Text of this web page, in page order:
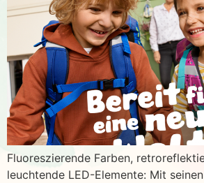
Fluoreszierende Farben,
leuchtende LED-Elemente: Mit